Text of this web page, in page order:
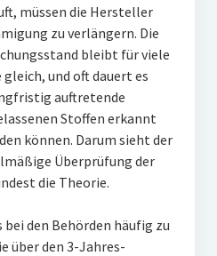
müssen die Hersteller
zu verlängern. Die
bleibt für viele
und oft dauert es
auftretende
Stoffen erkannt
können. Darum sieht der
Überprüfung der
die Theorie.
den Behörden häufig zu
über den 3-Jahres-